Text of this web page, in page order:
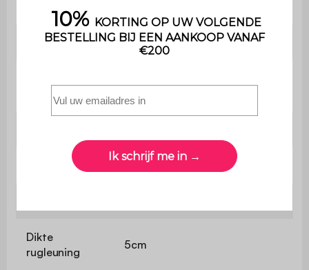
Rugleuning 74 x27 cm
34 cm
Zigzagveren
Dikte
rugleuning
5cm